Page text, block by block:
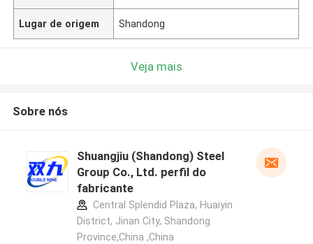
Lugar de origem Shandong
Veja mais
Sobre nós
Shuangjiu (Shandong) Steel
Group Co., Ltd. perfil do
fabricante
Central Splendid Plaza, Huaiyin
District, Jinan City, Shandong
Province,China ,China